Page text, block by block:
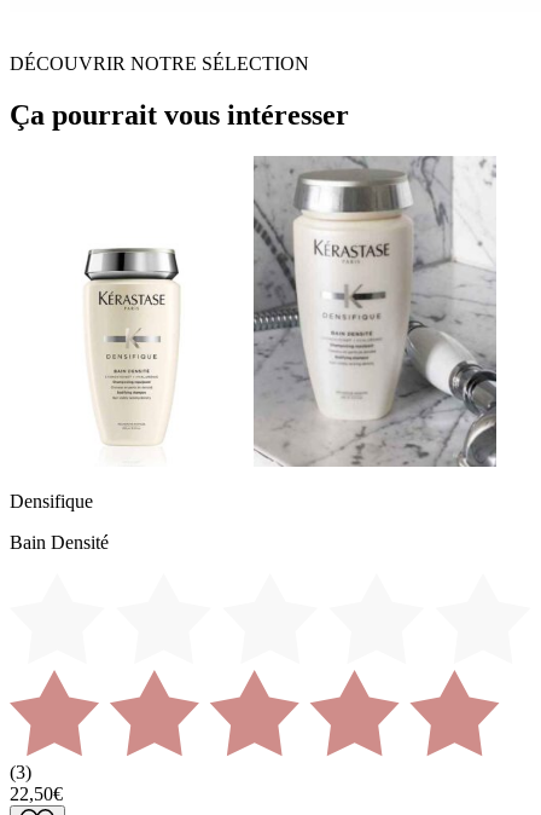
DÉCOUVRIR NOTRE SÉLECTION
Ça pourrait vous intéresser
Densifique
Bain Densité
(3)
22,50€